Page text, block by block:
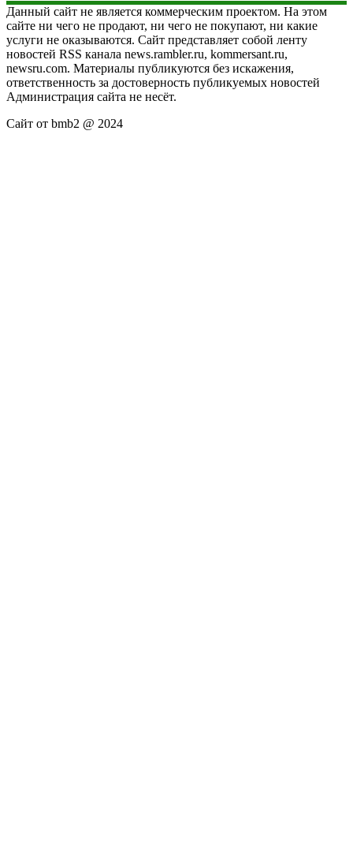
Данный сайт не является коммерческим проектом. На этом
сайте ни чего не продают, ни чего не покупают, ни какие
услуги не оказываются. Сайт представляет собой ленту
новостей RSS канала news.rambler.ru, kommersant.ru,
newsru.com. Материалы публикуются без искажения,
ответственность за достоверность публикуемых новостей
Администрация сайта не несёт.
Сайт от bmb2 @ 2024